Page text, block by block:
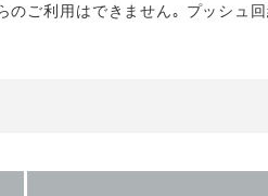
ご利用はできません｡ プッシュ